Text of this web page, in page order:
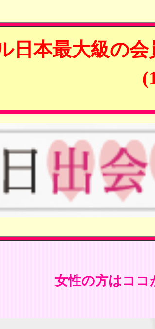
日本最大級の
女性の方はコ